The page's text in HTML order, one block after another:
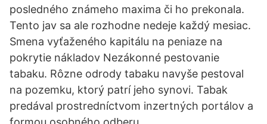
posledného známeho maxima či ho prekonala.
Tento jav sa ale rozhodne nedeje každý mesiac.
Smena vyťaženého kapitálu na peniaze na
pokrytie nákladov Nezákonné pestovanie
tabaku. Rôzne odrody tabaku navyše pestoval
na pozemku, ktorý patrí jeho synovi. Tabak
predával prostredníctvom inzertných portálov a